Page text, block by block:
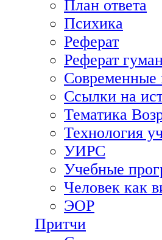
План ответа
Психика
Реферат
Реферат
Современные
Ссылки на
Тематика
Технология
УИРС
Учебные
Человек как
ЭОР
Притчи